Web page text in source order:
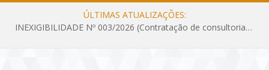
ÚLTIMAS ATUALIZAÇÕES:
INEXIGIBILIDADE Nº 003/2026 (Contratação de consultoria previdenciária com finalidade de obtenção do CRP, confecção dos demonstrativos previdenciários DAIR, DIPR e DPIN, preparar e alimentar o CADPREV, em atendimento às demandas do Instituto de Previdência dos Servidores do Município de Soure – IPSMS, por um período de 10 (dez) meses)